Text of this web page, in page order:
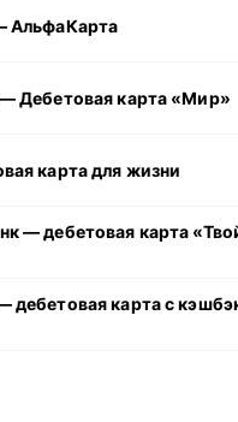
АльфаКарта
Дебетовая карта «Мир»
карта для жизни
— дебетовая карта
дебетовая карта с